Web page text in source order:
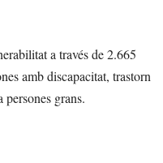
a través de 2.665
amb discapacitat, trastorn
grans.